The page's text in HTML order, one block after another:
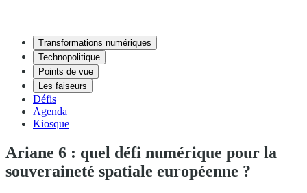
Transformations numériques
Technopolitique
Points de vue
Les faiseurs
Défis
Agenda
Kiosque
Ariane 6 : quel défi numérique pour la
souveraineté spatiale européenne ?